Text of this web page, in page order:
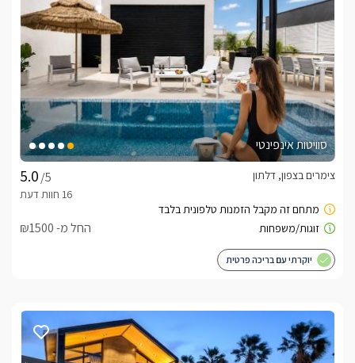
סוויטות אינפינטי
/5
צימרים בצפון, דלתון
החל מ- ₪1500
יוקרתי עם בריכה פרטית